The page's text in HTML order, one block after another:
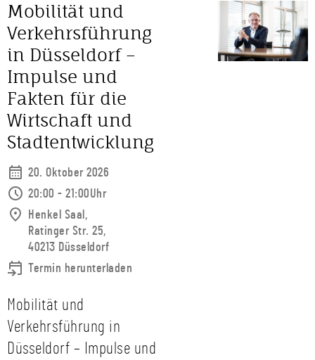
Mobilität und
Verkehrsführung
in Düsseldorf –
Impulse und
Fakten für die
Wirtschaft und
Stadtentwicklung
20. Oktober 2026
20:00 - 21:00Uhr
Henkel Saal,
Ratinger Str. 25,
40213 Düsseldorf
Termin herunterladen
Mobilität und
Verkehrsführung in
Düsseldorf – Impulse und